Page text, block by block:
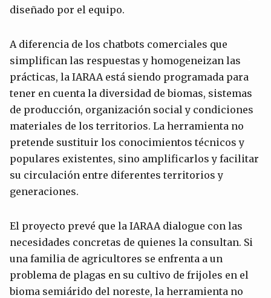
diseñado por el equipo.
A diferencia de los chatbots comerciales que
simplifican las respuestas y homogeneizan las
prácticas, la IARAA está siendo programada para
tener en cuenta la diversidad de biomas, sistemas
de producción, organización social y condiciones
materiales de los territorios. La herramienta no
pretende sustituir los conocimientos técnicos y
populares existentes, sino amplificarlos y facilitar
su circulación entre diferentes territorios y
generaciones.
El proyecto prevé que la IARAA dialogue con las
necesidades concretas de quienes la consultan. Si
una familia de agricultores se enfrenta a un
problema de plagas en su cultivo de frijoles en el
bioma semiárido del noreste, la herramienta no